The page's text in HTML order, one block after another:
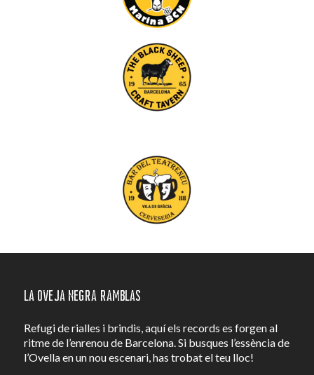
La Oveja Negra Ramblas
Refugi de rialles i brindis, aquí els records es forgen al
ritme de l’enrenou de Barcelona. Si busques l’essència de
l’Ovella en un nou escenari, has trobat el teu lloc!